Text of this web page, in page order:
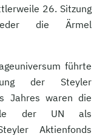
26. Sitzung
die Ärmel
führte
der Steyler
Jahres waren die
der UN als
Aktienfonds